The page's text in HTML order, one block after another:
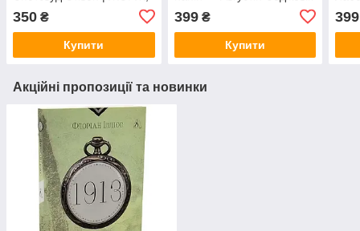
книга українською, нова,
м'яка
350 ₴
Купити
| Лабораторія, м'яка, книга
українською, нова
399₴
Купити
399
Акційні пропозиції та новинки